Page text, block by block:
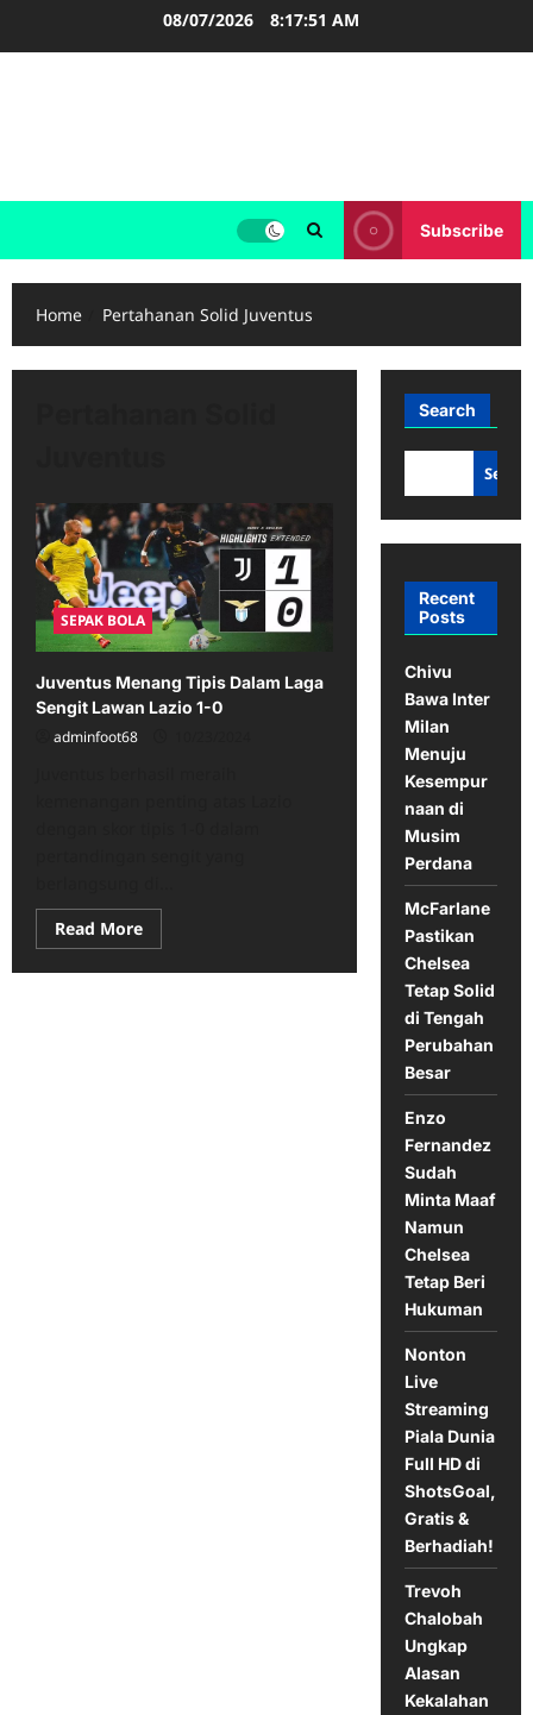
08/07/2026 8:17:51 AM
Subscribe
Home Pertahanan Solid Juventus
SEPAK BOLA
Juventus Menang Tipis Dalam Laga
Sengit Lawan Lazio 1-0
adminfoot68
Read MoreRead
more
Juventus
Search
Recent
Posts
Chivu
Bawa Inter
Milan
Menuju
Kesempur
naan di
Musim
Perdana
McFarlane
Pastikan
Chelsea
Tetap Solid
di Tengah
Perubahan
Besar
Enzo
Fernandez
Sudah
Minta Maaf
Namun
Chelsea
Tetap Beri
Hukuman
Nonton
Live
Streaming
Piala Dunia
Full HD di
ShotsGoal,
Gratis &
Berhadiah!
Trevoh
Chalobah
Ungkap
Alasan
Kekalahan